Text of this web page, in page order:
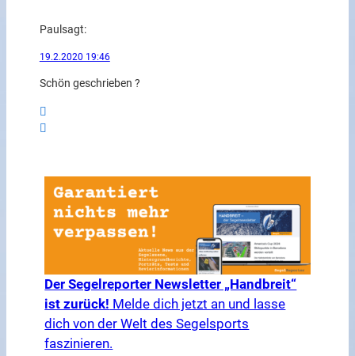
Paul sagt:
19.2.2020 19:46
Schön geschrieben ?
Der Segelreporter Newsletter „Handbreit“
ist zurück! Melde dich jetzt an und lasse
dich von der Welt des Segelsports
faszinieren.